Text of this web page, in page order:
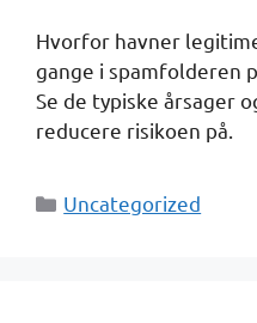
Hvorfor havner
gange i spamfolderen
Se de typiske årsager
reducere risikoen på.
Kategorier
Uncategorized